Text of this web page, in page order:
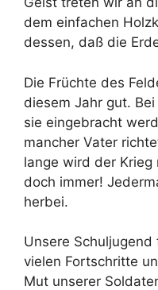
dem einfachen
dessen, daß die
Die Früchte des
diesem Jahr gut.
sie eingebracht
mancher Vater
lange wird der Krieg
doch immer!
herbei.
Unsere
vielen Fortschritte
Mut unserer